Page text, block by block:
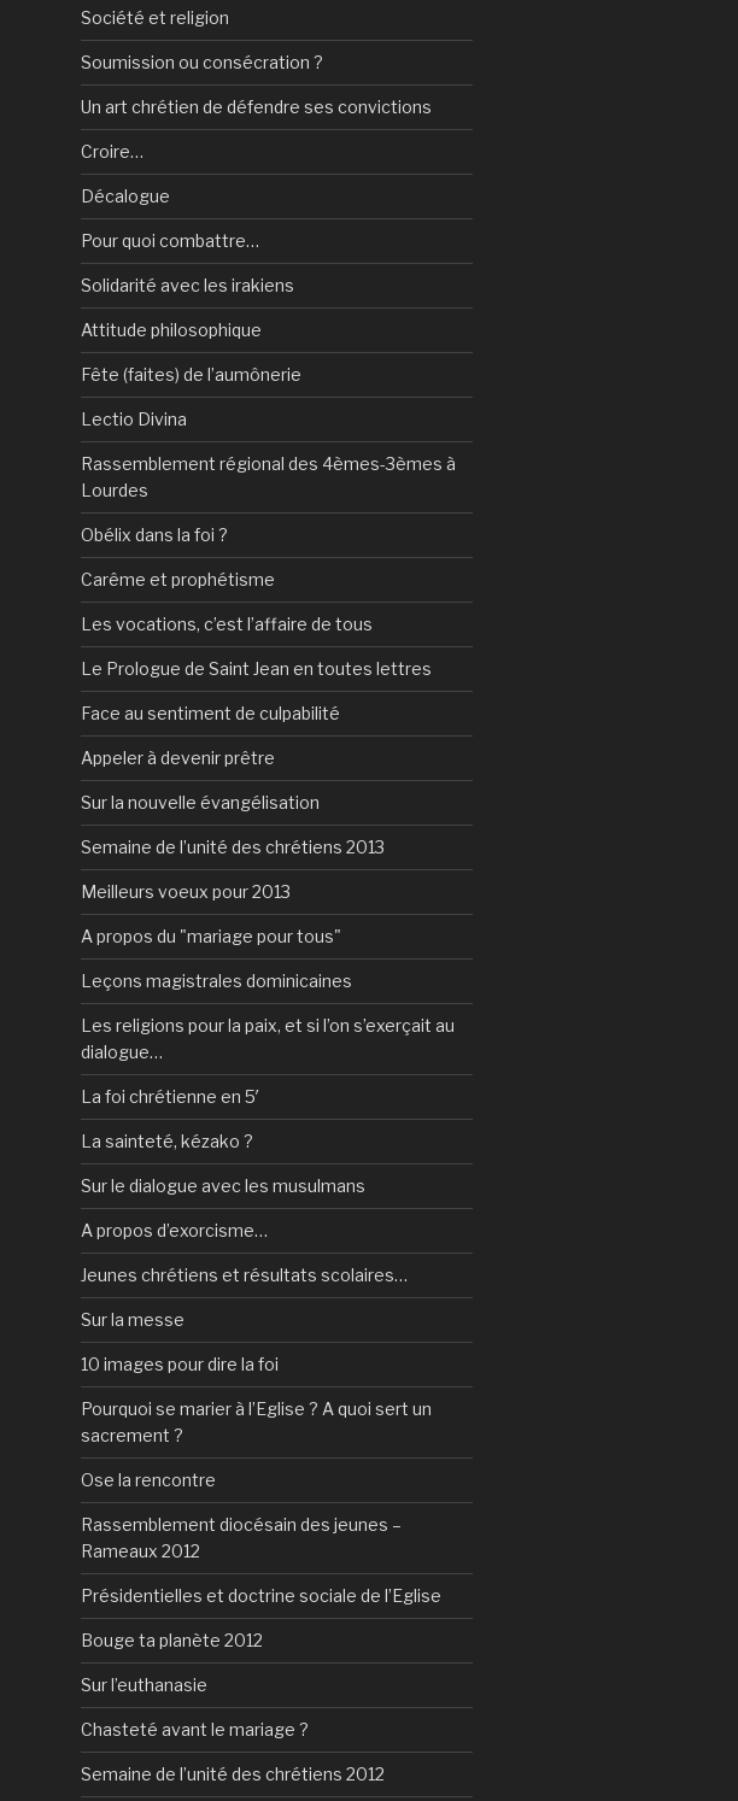
Société et religion
Soumission ou consécration ?
Un art chrétien de défendre ses convictions
Croire…
Décalogue
Pour quoi combattre…
Solidarité avec les irakiens
Attitude philosophique
Fête (faites) de l’aumônerie
Lectio Divina
Rassemblement régional des 4èmes-3èmes à
Lourdes
Obélix dans la foi ?
Carême et prophétisme
Les vocations, c’est l’affaire de tous
Le Prologue de Saint Jean en toutes lettres
Face au sentiment de culpabilité
Appeler à devenir prêtre
Sur la nouvelle évangélisation
Semaine de l’unité des chrétiens 2013
Meilleurs voeux pour 2013
A propos du "mariage pour tous"
Leçons magistrales dominicaines
Les religions pour la paix, et si l’on s’exerçait au
dialogue…
La foi chrétienne en 5′
La sainteté, kézako ?
Sur le dialogue avec les musulmans
A propos d’exorcisme…
Jeunes chrétiens et résultats scolaires…
Sur la messe
10 images pour dire la foi
Pourquoi se marier à l’Eglise ? A quoi sert un
sacrement ?
Ose la rencontre
Rassemblement diocésain des jeunes –
Rameaux 2012
Présidentielles et doctrine sociale de l’Eglise
Bouge ta planète 2012
Sur l’euthanasie
Chasteté avant le mariage ?
Semaine de l’unité des chrétiens 2012